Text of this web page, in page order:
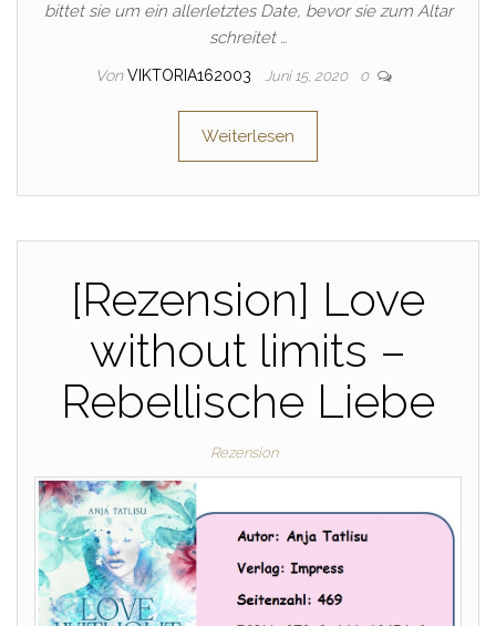
bittet sie um ein allerletztes Date, bevor sie zum Altar
schreitet …
Von VIKTORIA162003 Juni 15, 2020 0
Weiterlesen
[Rezension] Love
without limits –
Rebellische Liebe
Rezension